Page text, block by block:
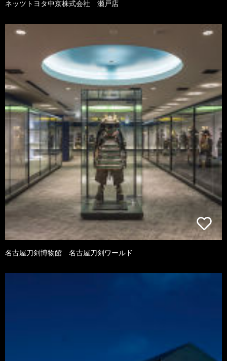
ネッツトヨタ中京株式会社 瀬戸店
名古屋刀剣博物館 名古屋刀剣ワールド